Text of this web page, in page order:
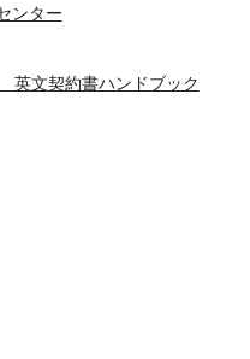
ンター
文契約書ハンドブック